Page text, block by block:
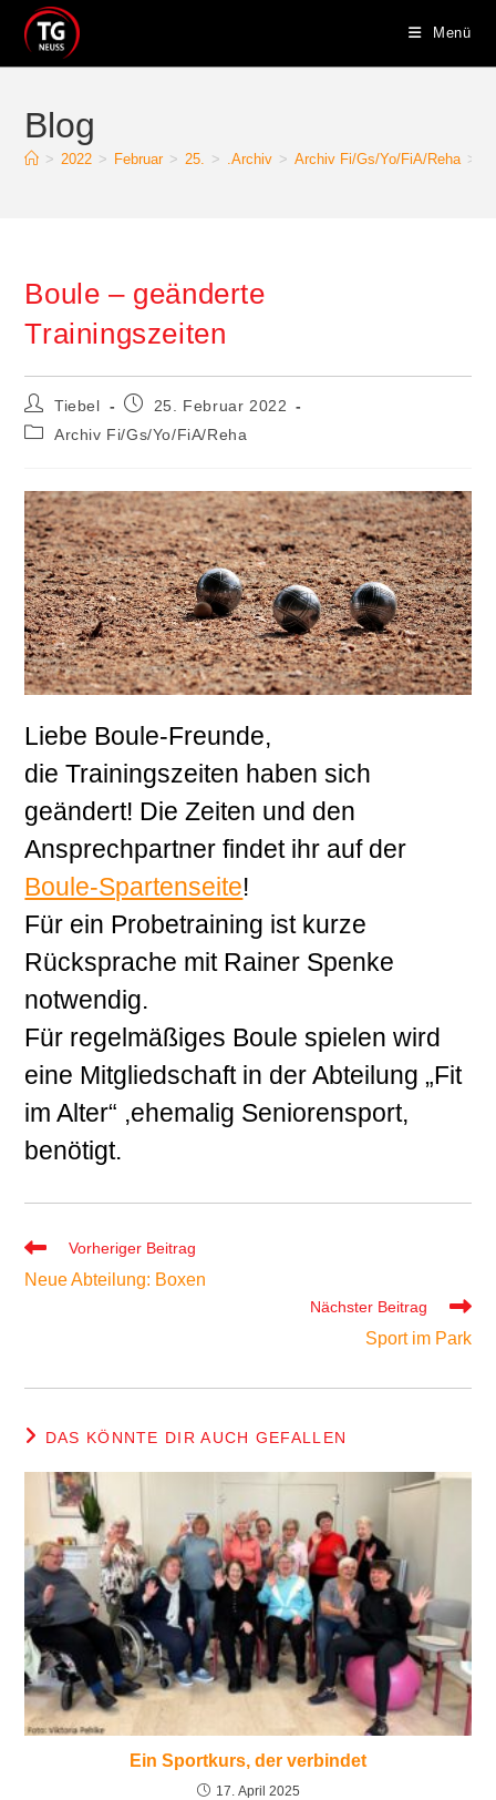
Inhalt
springen
Menü
Blog
> 2022 > Februar > 25. > .Archiv > Archiv Fi/Gs/Yo/FiA/Reha >
Boule – geänderte
Trainingszeiten
Beitrags-
Autor:
Tiebel
Beitrag25. Februar 2022
Beitrags-
Archiv Fi/Gs/Yo/FiA/Reha
Liebe Boule-Freunde,
die Trainingszeiten haben sich
geändert! Die Zeiten und den
Ansprechpartner findet ihr auf der
Boule-Spartenseite!
Für ein Probetraining ist kurze
Rücksprache mit Rainer Spenke
notwendig.
Für regelmäßiges Boule spielen wird
eine Mitgliedschaft in der Abteilung „Fit
im Alter“ ,ehemalig Seniorensport,
benötigt.
Weitere
ansehen
Vorheriger Beitrag
Neue Abteilung: Boxen
Nächster Beitrag
Sport im Park
DAS KÖNNTE DIR AUCH GEFALLEN
Ein Sportkurs, der verbindet
17. April 2025